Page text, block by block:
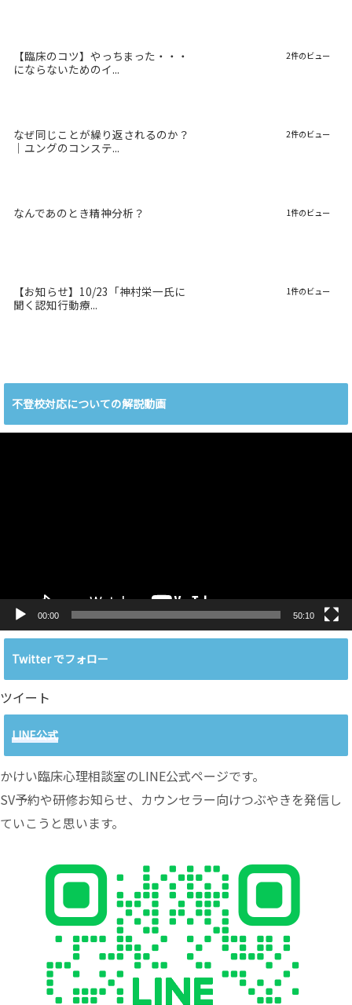
【臨床のコツ】やっちまった・・・
にならないためのイ...
2件のビュー
なぜ同じことが繰り返されるのか？
｜ユングのコンステ...
2件のビュー
なんであのとき精神分析？ 1件のビュー
【お知らせ】10/23「神村栄一氏に
聞く認知行動療...
1件のビュー
不登校対応についての解説動画
00:00 50:10
Twitter でフォロー
ツイート
LINE公式
かけい臨床心理相談室のLINE公式ページです。
SV予約や研修お知らせ、カウンセラー向けつぶやきを発信し
ていこうと思います。